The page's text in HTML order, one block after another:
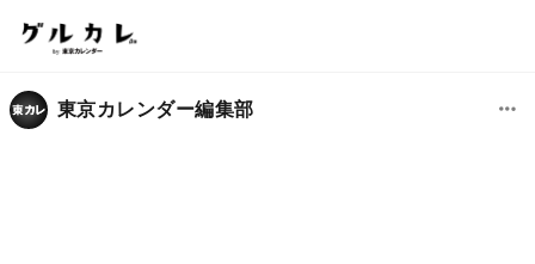
東京カレンダー編集部